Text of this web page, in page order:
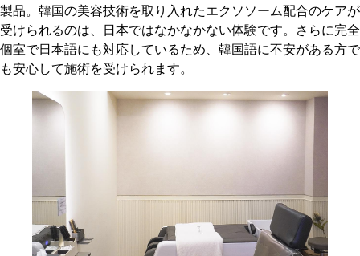
製品。韓国の美容技術を取り入れたエクソソーム配合のケアが
受けられるのは、日本ではなかなかない体験です。さらに完全
個室で日本語にも対応しているため、韓国語に不安がある方で
も安心して施術を受けられます。